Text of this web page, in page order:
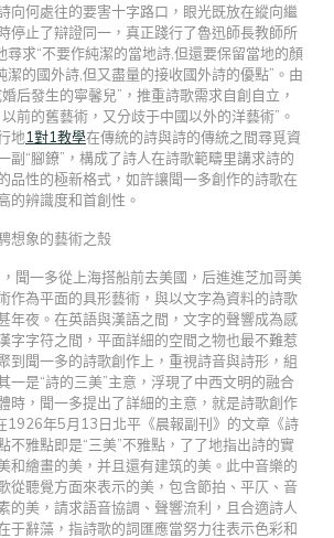
向何處往的要害十字路口，眼光既放在縱向繼
停止了辯證同一，真正踐行了魯迅師長教師所
尋求“不要作純潔的當地詩,但還要保留當地的顏
潔的國外詩,但又盡量的接收國外詩的優點”。由
后發生的寧馨兒”，推重詩歌需求自創自立，
前的舊藝術，又分歧于中國以外的洋藝術”。
地1對1教學在傳統的詩與詩的傳統之間尋覓資
副“腳鐐”，構成了詩人在詩歌範疇里講求詩的
品性的極新格式，如許讓聞一多創作的詩歌在
的辨識度和首創性。
想象的藝術之殼
聞一多從上海搭船前去美國，后進進芝加哥美
作為平面的具形藝術，與以文字為資料的詩歌
年夜。在英語與漢語之間，文字的聲響成為感
字字符之間，平面詳細的空間之物也最不難惹
到聞一多的詩歌創作上，重視詩音與詩形，組
一是“詩的三美”主意，浮現了中西文明的融合
時，聞一多提出了詳細的主意，就是詩歌創作
1926年5月13日北平《晨報副刊》的文章《詩
不雅點即是“三美”不雅點，了了地指出詩的實
和繪畫的美，并且還有建筑的美。此中音樂的
從聽覺方面來表示的美，包含節拍、平仄、音
的美，請求語音協調、聲響流利，且合適詩人
于辭藻，指詩歌的詞匯應當努力往表示色彩和